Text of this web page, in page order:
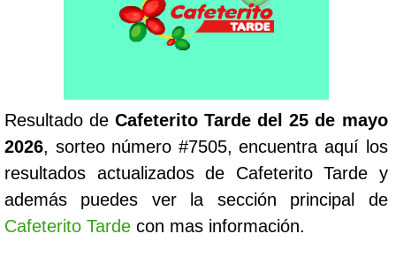
Resultado deCafeterito Tarde del 25 de mayo
2026, sorteo número #7505, encuentra aquí los
resultados actualizados de Cafeterito Tarde y
además puedes ver la sección principal de
Cafeterito Tarde con mas información.